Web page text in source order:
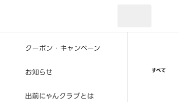
クーポン・キャンペーン
お知らせ
出前にゃんクラブとは
すべて